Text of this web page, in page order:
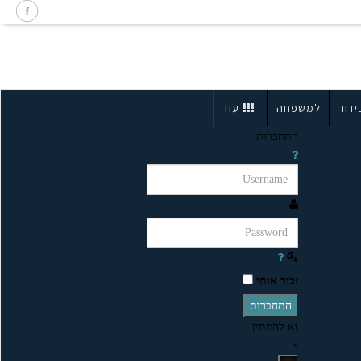
למשפחה עוד
התחברות
זכור אותי
התחברות
נא להמתין...
×